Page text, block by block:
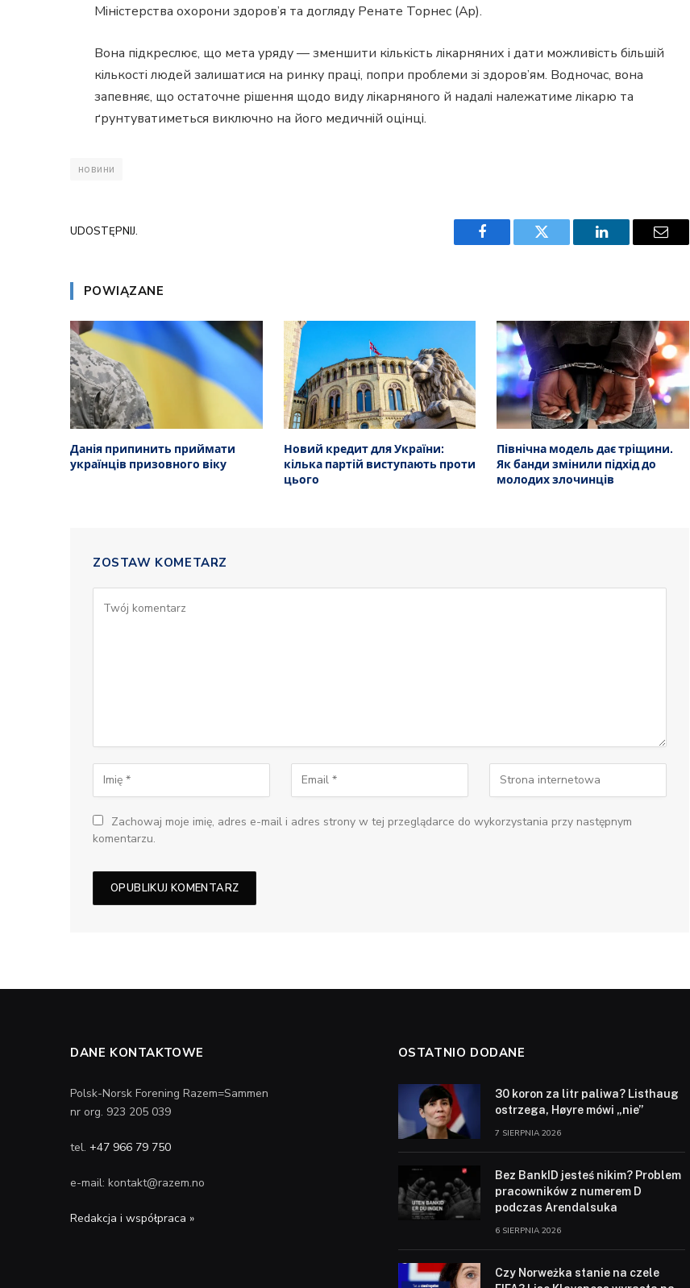
Міністерства охорони здоров’я та догляду Ренате Торнес (Ap).
Вона підкреслює, що мета уряду — зменшити кількість лікарняних і дати можливість більшій
кількості людей залишатися на ринку праці, попри проблеми зі здоров’ям. Водночас, вона
запевняє, що остаточне рішення щодо виду лікарняного й надалі належатиме лікарю та
ґрунтуватиметься виключно на його медичній оцінці.
новини
UDOSTĘPNIJ.
Facebook Twitter LinkedIn Email
POWIĄZANE
Данія припинить приймати
українців призовного віку
Новий кредит для України:
кілька партій виступають проти
цього
Північна модель дає тріщини.
Як банди змінили підхід до
молодих злочинців
ZOSTAW KOMETARZ
Zachowaj moje imię, adres e-mail i adres strony w tej przeglądarce do wykorzystania przy następnym
komentarzu.
DANE KONTAKTOWE
Polsk-Norsk Forening Razem=Sammen
nr org. 923 205 039
tel. +47 966 79 750
e-mail: kontakt@razem.no
Redakcja i współpraca »
OSTATNIO DODANE
30 koron za litr paliwa? Listhaug
ostrzega, Høyre mówi „nie”
7 SIERPNIA 2026
Bez BankID jesteś nikim? Problem
pracowników z numerem D
podczas Arendalsuka
6 SIERPNIA 2026
Czy Norweżka stanie na czele